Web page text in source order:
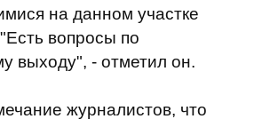
на данном участке
вопросы по
выходу", - отметил он.
журналистов, что